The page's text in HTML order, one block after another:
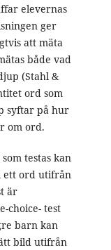
elevernas
ger
att mäta
både vad
(Stahl &
ord som
syftar på hur
om ord.
testas kan
ett ord utifrån
är
choice- test
barn kan
bild utifrån